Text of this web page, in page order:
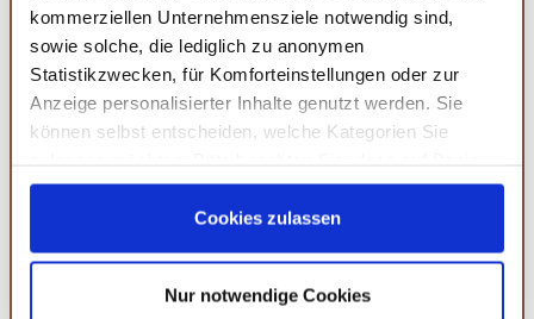
kommerziellen Unternehmensziele notwendig sind,
sowie solche, die lediglich zu anonymen
Statistikzwecken, für Komforteinstellungen oder zur
Anzeige personalisierter Inhalte genutzt werden. Sie
können selbst entscheiden, welche Kategorien Sie
Ihrer Einstellungen womöglich nicht mehr alle
Serviceleistungen auf der Seite zur Verfügung stehen.
Sie können Ihre Einwilligung selbstverständlich jederzeit
und diese abändern. Die Rechtmäßigkeit der aufgrund
Cookies zulassen
Nur notwendige Cookies
Ein inspirierendes Grillbuch mit veganen Rezepten und
einem Extra-Kapitel für vegane Smoothies.
veganer genuss
inklusive smoothie-rezepte
kreative ideen
MEHR DETAILS